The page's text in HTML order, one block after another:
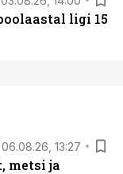
ligi 15
06.08.26, 13:27
metsi ja